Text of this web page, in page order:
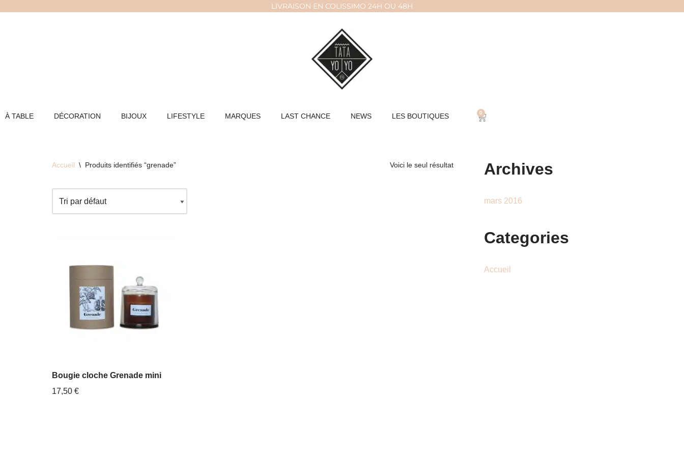
LIVRAISON EN COLISSIMO 24H OU 48H
À TABLE DÉCORATION BIJOUX LIFESTYLE MARQUES LAST CHANCE NEWS LES BOUTIQUES 0
Accueil \ Produits identifiés “grenade” Voici le seul résultat
Bougie cloche Grenade mini
17,50 €
Archives
mars 2016
Categories
Accueil